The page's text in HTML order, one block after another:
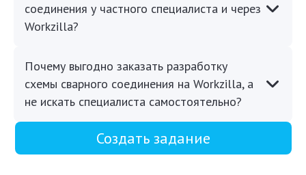
соединения у частного специалиста и через
Workzilla?
Почему выгодно заказать разработку
схемы сварного соединения на Workzilla, а
не искать специалиста самостоятельно?
Создать задание